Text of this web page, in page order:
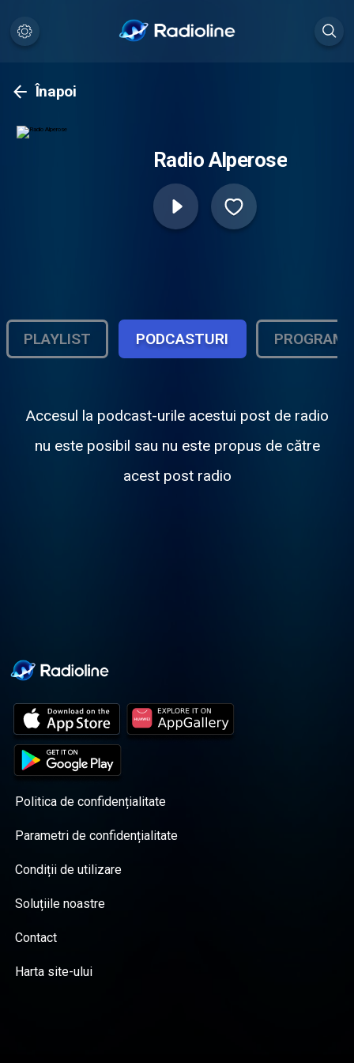
Înapoi
Radio Alperose
PLAYLIST PODCASTURI PROGRAM
Accesul la podcast-urile acestui post de radio
nu este posibil sau nu este propus de către
acest post radio
Politica de confidențialitate
Parametri de confidențialitate
Condiții de utilizare
Soluțiile noastre
Contact
Harta site-ului